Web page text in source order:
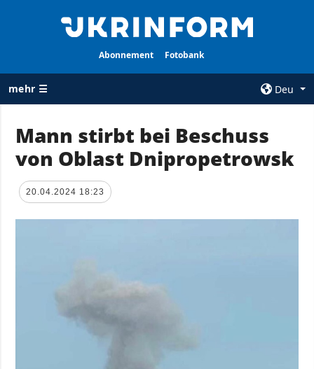
Abonnement Fotobank
mehr ☰
Deu
ALLE
Krieg
Wiederaufbau
Gesellschaft und
AGENTUR
services
Mann stirbt bei Beschuss
von Oblast Dnipropetrowsk
20.04.2024 18:23